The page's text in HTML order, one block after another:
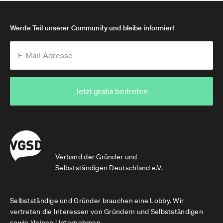
Verband der Gründer und
Selbstständigen Deutschland e.V.
Werde Teil unserer Community und bleibe informiert
Jetzt gratis beitreten
Selbstständige und Gründer brauchen eine Lobby. Wir
vertreten die Interessen von Gründern und Selbstständigen